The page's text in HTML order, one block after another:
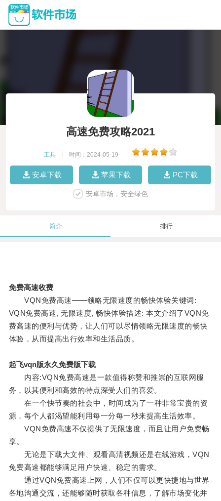
高速免费攻略2021
工具 时间：2024-05-19
安卓下载 苹果下载 PC下载
安卓市场，安全绿色
简介 排行
免费高速收费
VQN免费高速——领略无限速度的畅快体验关键词:
VQN免费高速, 无限速度, 畅快体验描述: 本文介绍了VQN免
费高速的便利与优势，让人们可以尽情领略无限速度的畅快
体验，从而提高出行效率和生活品质。
起飞vqn版永久免费版下载
内容:VQN免费高速是一款值得称赞和推崇的互联网服
务，以其便利和高效的特点深受人们的喜爱。
在一个快节奏的社会中，时间成为了一种非常宝贵的资
源，每个人都渴望能利用每一分每一秒来提高生活效率。
VQN免费高速不仅提供了无限速度，而且让用户免费畅
享。
无论是下载大文件、观看高清视频还是在线游戏，VQN
免费高速都能够满足用户快速、稳定的需求。
通过VQN免费高速上网，人们不仅可以更快捷地与世界
各地沟通交流，还能够随时获取各种信息，了解市场变化并